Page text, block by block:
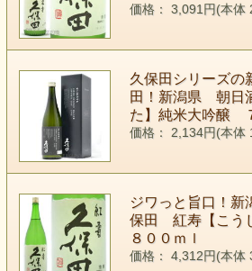
価格： 3,091円(本体
久保田シリーズの
田！新潟県 朝日
た】純米大吟醸
価格： 2,134円(本体
ジワっと旨口！
保田 紅寿【こう
８００ｍｌ
価格： 4,312円(本体